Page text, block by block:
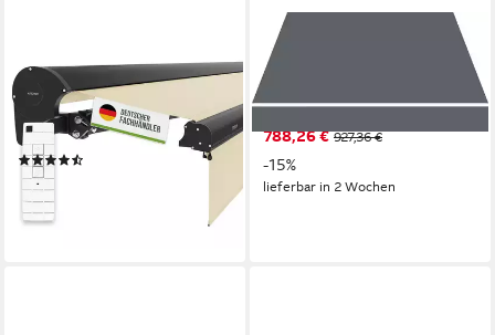
"EXPERT" Markise -
elektrische Steuerung mit
manuellem Volant
799,99 €
lieferbar - in 6-7 Werktagen bei dir
SPETTMANN
Halbkassettenmarkise SKY
Ausfall, Volant gewellt
788,26 € 927,36 €
-15%
lieferbar in 2 Wochen